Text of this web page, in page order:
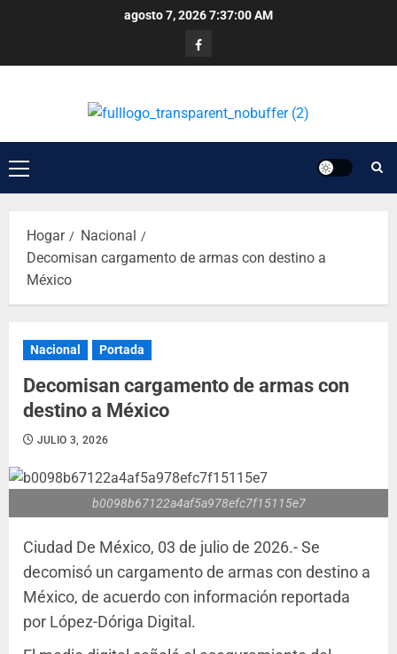
agosto 7, 20267:37:00 AM
Hogar
Nacional
Decomisan cargamento de armas con destino a
México
Nacional Portada
Decomisan cargamento de armas con
destino a México
JULIO 3, 2026
b0098b67122a4af5a978efc7f15115e7
Ciudad De México, 03 de julio de 2026.- Se
decomisó un cargamento de armas con destino a
México, de acuerdo con información reportada
por López-Dóriga Digital.